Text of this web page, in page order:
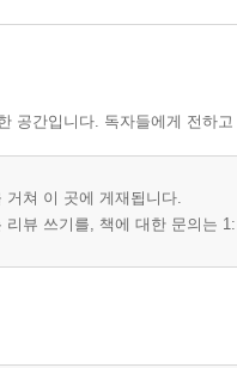
공간입니다. 독자들에게 전하
거쳐 이 곳에 게재됩니다.
리뷰 쓰기를, 책에 대한 문의는